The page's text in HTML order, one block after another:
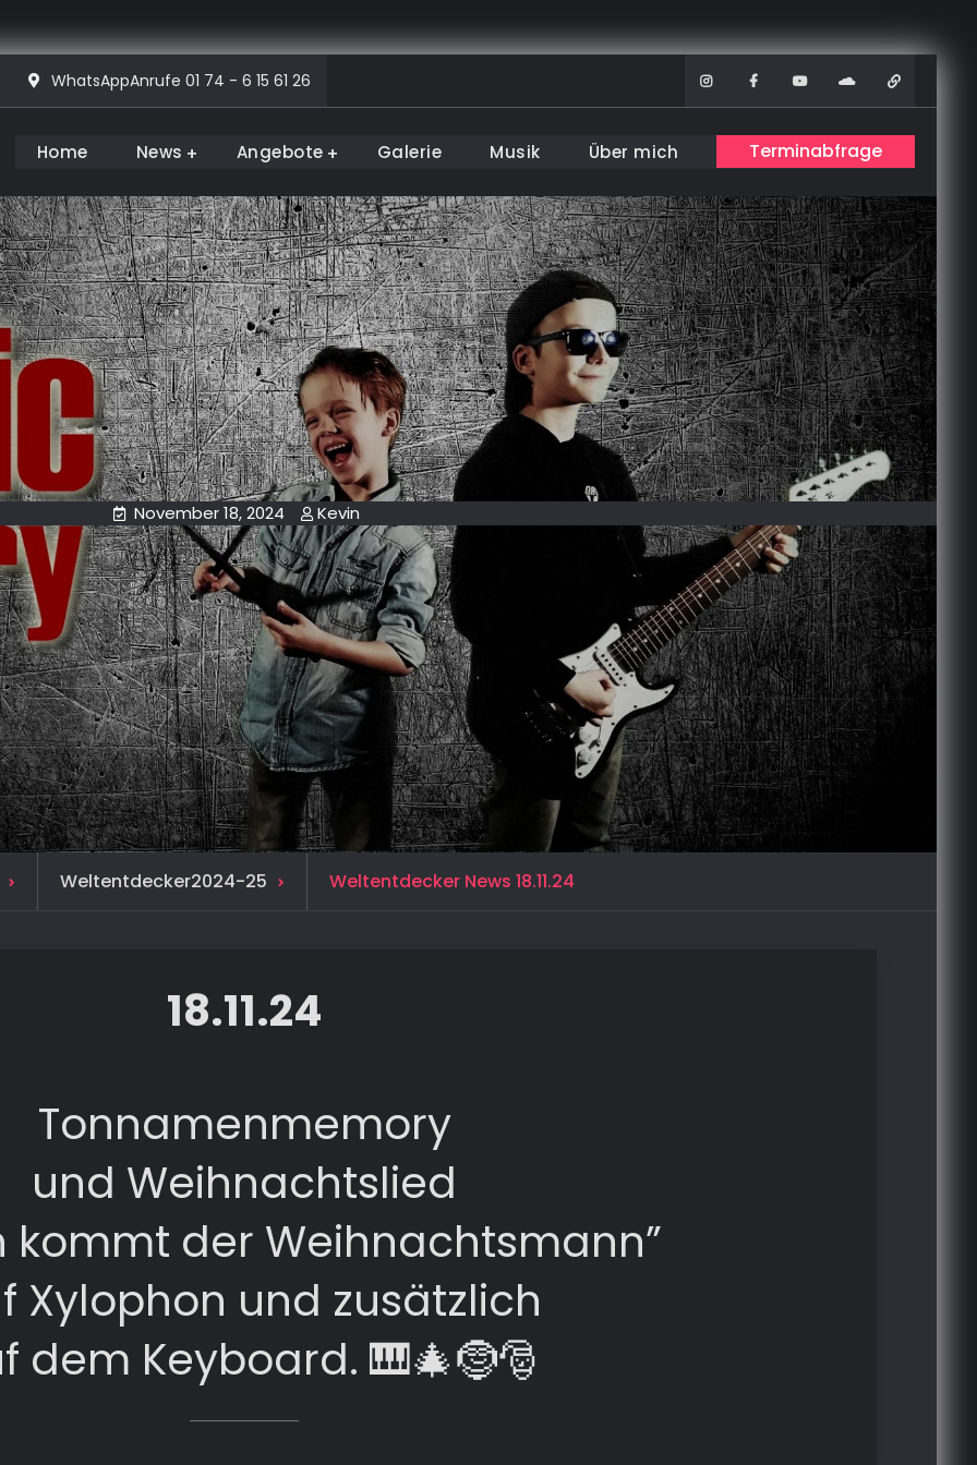
WhatsAppAnrufe 01 74 - 6 15 61 26 InstagramFacebook
YoutubeSoundcloud
Home News Angebote Galerie Musik Über mich Terminabfrage
November 18, 2024 Kevin
Weltentdecker2024-25 Weltentdecker News 18.11.24
18.11.24
Tonnamenmemory
und Weihnachtslied
kommt der Weihnachtsmann”
Xylophon und zusätzlich
dem Keyboard. 🎹🎄🤶🎅